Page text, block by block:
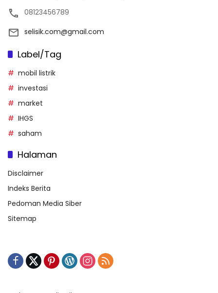
08123456789
selisik.com@gmail.com
Label/Tag
mobil listrik
investasi
market
IHGS
saham
Halaman
Disclaimer
Indeks Berita
Pedoman Media Siber
Sitemap